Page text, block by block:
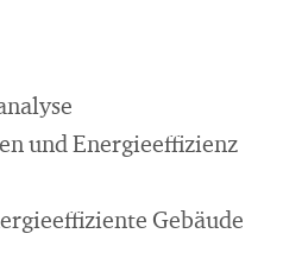
und Energieeffizienz
Gebäude